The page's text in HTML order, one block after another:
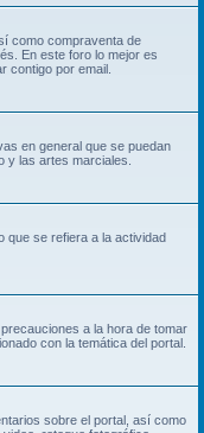
como compraventa de
En este foro lo mejor es
contigo por email.
en general que se puedan
y las artes marciales.
que se refiera a la actividad
a la hora de tomar
con la temática del portal.
sobre el portal, así como